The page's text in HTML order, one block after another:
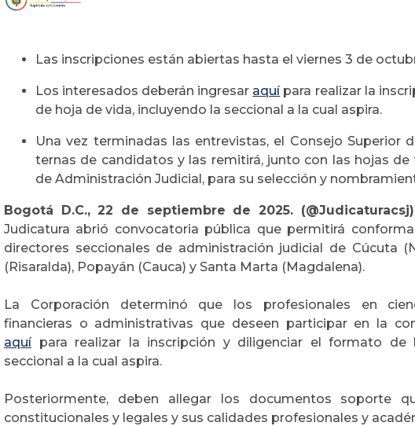
Las inscripciones están abiertas hasta el viernes 3 de
Los interesados deberán ingresar aquípara realizar la
de hoja de vida, incluyendo la seccional a la cual aspira.
Una vez terminadas las entrevistas, el Consejo Superior
ternas de candidatos y las remitirá, junto con las hojas de
de Administración Judicial, para su selección y
Bogotá D.C., 22 de septiembre de 2025.
Judicatura abrió convocatoria pública que permitirá
directores seccionales de administración judicial de Cúcuta
(Risaralda), Popayán (Cauca) y Santa Marta (Magdalena).
La Corporación determinó que los profesionales en
financieras o administrativas que deseen participar en la
aquí para realizar la inscripción y diligenciar el formato de
seccional a la cual aspira.
Posteriormente, deben allegar los documentos soporte
constitucionales y legales y sus calidades profesionales y